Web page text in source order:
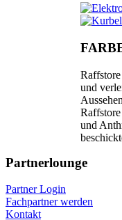
und
und
Partnerlounge
Partner Login
Fachpartner werden
Kontakt